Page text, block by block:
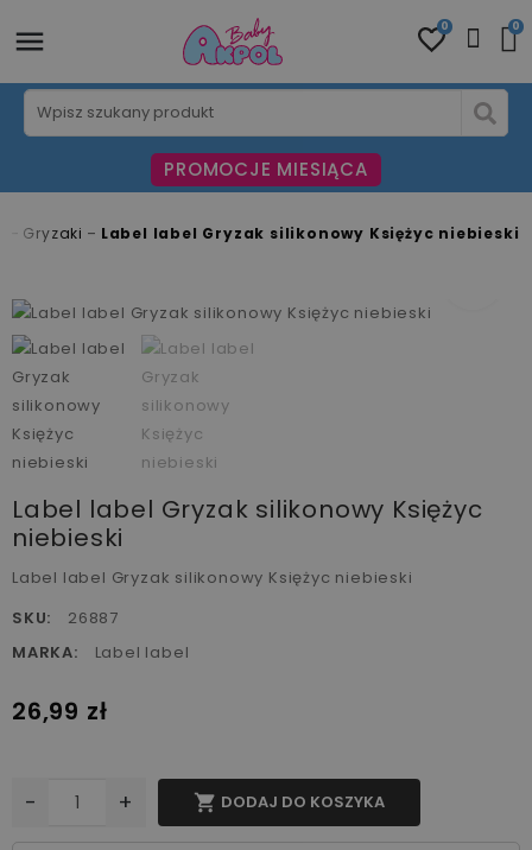
0 0
PROMOCJE MIESIĄCA
Gryzaki Label label Gryzak silikonowy Księżyc niebieski
Label label Gryzak silikonowy Księżyc
niebieski
Label label Gryzak silikonowy Księżyc niebieski
SKU:
26887
MARKA:
Label label
26,99 zł
- +  DODAJ DO KOSZYKA